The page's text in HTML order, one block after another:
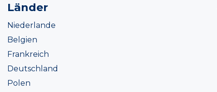
Länder
Niederlande
Belgien
Frankreich
Deutschland
Polen